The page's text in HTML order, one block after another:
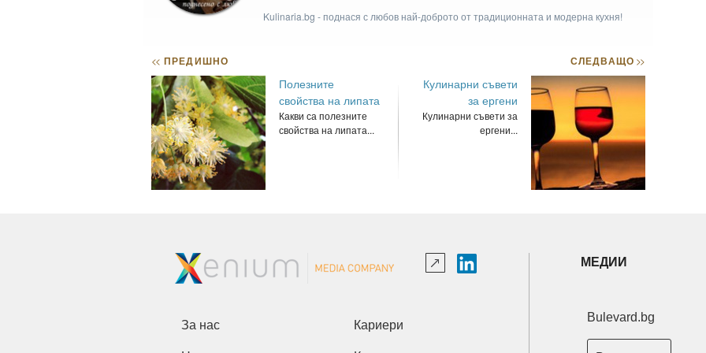
Kulinaria.bg - поднася с любов най-доброто от традиционната и модерна кухня!
<< ПРЕДИШНО
Полезните
свойства на липата
Какви са полезните
свойства на липата...
СЛЕДВАЩО>>
Кулинарни съвети
за ергени
Кулинарни съвети за
ергени...
За нас Кариери
МЕДИИ
Bulevard.bg